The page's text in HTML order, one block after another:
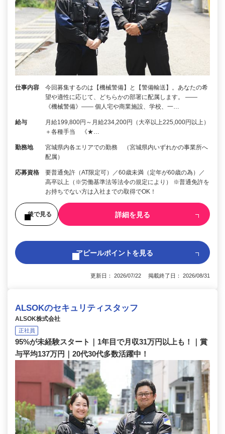
仕事内容
今回募集するのは【機械警備】と【警備輸送】。あなたの希
望や適性に応じて、どちらかの部署に配属します。 ――
《機械警備》―― 個人宅や商業施設、学校、一…
給与
月給199,800円～月給234,200円（大卒以上225,000円以上）
＋各種手当 《★…
勤務地
宮城県内各エリアでの勤務 （宮城県内いずれかの事業所へ
配属）
応募資格
要普通免許（AT限定可）／60歳未満（定年が60歳の為）／
高卒以上（※労働基準法等法令の規定により） ※普通免許を
お持ちでない方は入社までの取得でOK！
後で見る 詳細を見る
アピールポイントを見る
更新日： 2026/07/22 掲載終了日： 2026/08/31
ALSOKのセキュリティスタッフ
ALSOK株式会社
正社員
95%が未経験スタート｜1年目で月収31万円以上も！｜賞
与平均137万円｜20代30代多数活躍中！